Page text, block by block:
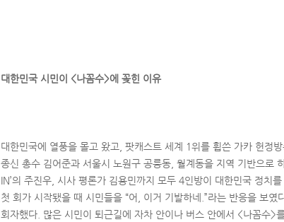
대한민국 시민이 <나꼼수>에 꽂힌 이유
대한민국에 열풍을 몰고 왔고, 팟캐스트 세계 1위를 휩쓴 가카 헌정
종신 총수 김어준과 서울시 노원구 공릉동, 월계동을 지역 기반으로
IN’의 주진우, 시사 평론가 김용민까지 모두 4인방이 대한민국 정치
첫 회가 시작됐을 때 시민들을 “어, 이거 기발하네.”라는 반응을 보
회자했다. 많은 시민이 퇴근길에 자차 안이나 버스 안에서 <나꼼수>